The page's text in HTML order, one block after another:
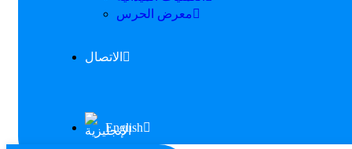
معرض الحرس
الاتصال
English